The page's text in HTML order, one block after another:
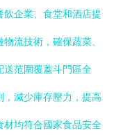
企業、食堂和酒店提
流技術，確保蔬菜、
送范圍覆蓋斗門區全
減少庫存壓力，提高
材均符合國家食品安全